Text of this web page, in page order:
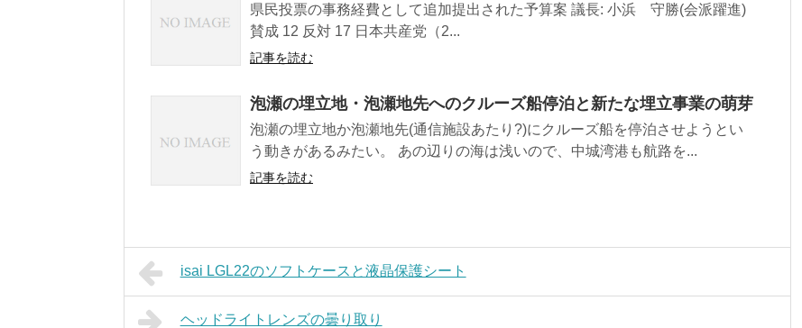
県民投票の事務経費として追加提出された予算案 議長: 小浜 守勝(会派躍進)
賛成 12 反対 17 日本共産党（2...
記事を読む
泡瀬の埋立地・泡瀬地先へのクルーズ船停泊と新たな埋立事業の萌芽
泡瀬の埋立地か泡瀬地先(通信施設あたり?)にクルーズ船を停泊させようとい
う動きがあるみたい。 あの辺りの海は浅いので、中城湾港も航路を...
記事を読む
isai LGL22のソフトケースと液晶保護シート
ヘッドライトレンズの曇り取り